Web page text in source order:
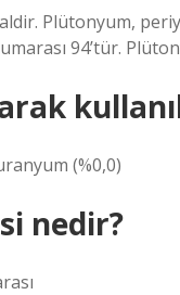
Plütonyum,
94’tür.
(%0,0)
nedir?